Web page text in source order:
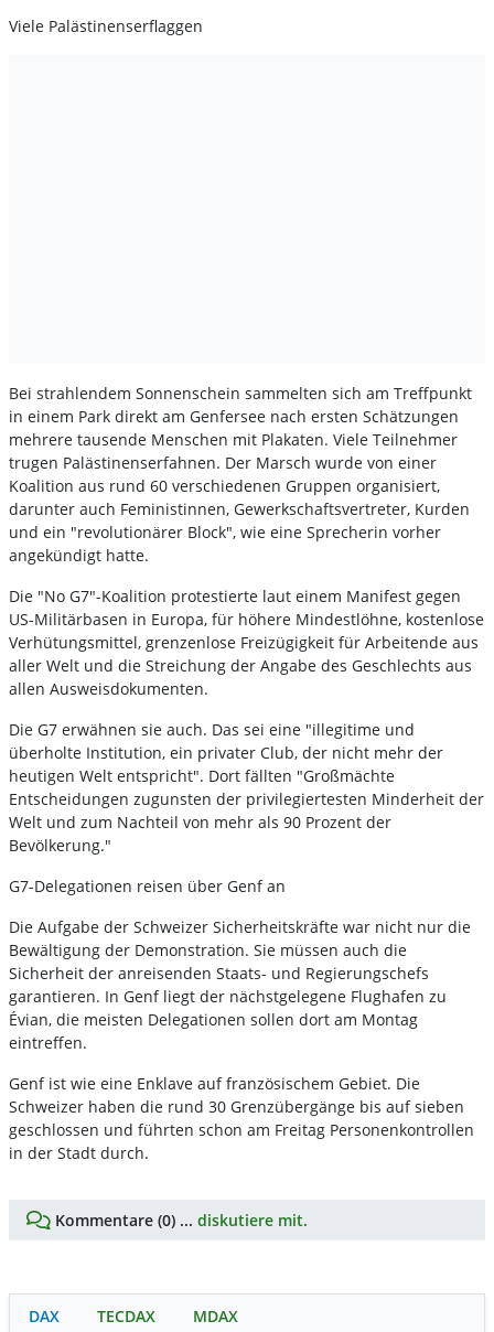
Viele Palästinenserflaggen
Bei strahlendem Sonnenschein sammelten sich am Treffpunkt
in einem Park direkt am Genfersee nach ersten Schätzungen
mehrere tausende Menschen mit Plakaten. Viele Teilnehmer
trugen Palästinenserfahnen. Der Marsch wurde von einer
Koalition aus rund 60 verschiedenen Gruppen organisiert,
darunter auch Feministinnen, Gewerkschaftsvertreter, Kurden
und ein "revolutionärer Block", wie eine Sprecherin vorher
angekündigt hatte.
Die "No G7"-Koalition protestierte laut einem Manifest gegen
US-Militärbasen in Europa, für höhere Mindestlöhne, kostenlose
Verhütungsmittel, grenzenlose Freizügigkeit für Arbeitende aus
aller Welt und die Streichung der Angabe des Geschlechts aus
allen Ausweisdokumenten.
Die G7 erwähnen sie auch. Das sei eine "illegitime und
überholte Institution, ein privater Club, der nicht mehr der
heutigen Welt entspricht". Dort fällten "Großmächte
Entscheidungen zugunsten der privilegiertesten Minderheit der
Welt und zum Nachteil von mehr als 90 Prozent der
Bevölkerung."
G7-Delegationen reisen über Genf an
Die Aufgabe der Schweizer Sicherheitskräfte war nicht nur die
Bewältigung der Demonstration. Sie müssen auch die
Sicherheit der anreisenden Staats- und Regierungschefs
garantieren. In Genf liegt der nächstgelegene Flughafen zu
Évian, die meisten Delegationen sollen dort am Montag
eintreffen.
Genf ist wie eine Enklave auf französischem Gebiet. Die
Schweizer haben die rund 30 Grenzübergänge bis auf sieben
geschlossen und führten schon am Freitag Personenkontrollen
in der Stadt durch.
Kommentare (0) ... diskutiere mit.
DAX TECDAX MDAX